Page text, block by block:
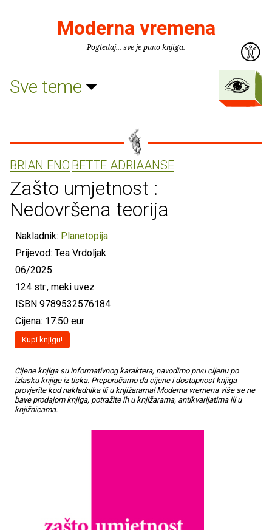
Moderna vremena
Pogledaj... sve je puno knjiga.
Sve teme
BRIAN ENO BETTE ADRIAANSE
Zašto umjetnost :
Nedovršena teorija
Nakladnik: Planetopija
Prijevod: Tea Vrdoljak
06/2025.
124 str., meki uvez
ISBN 9789532576184
Cijena: 17.50 eur
Kupi knjigu!
Cijene knjiga su informativnog karaktera, navodimo prvu cijenu po
izlasku knjige iz tiska. Preporučamo da cijene i dostupnost knjiga
provjerite kod nakladnika ili u knjižarama! Moderna vremena više se ne
bave prodajom knjiga, potražite ih u knjižarama, antikvarijatima ili u
knjižnicama.